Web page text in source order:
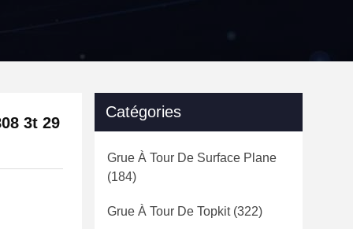
3t 29
Catégories
Grue À Tour De Surface Plane
(184)
Grue À Tour De Topkit(322)